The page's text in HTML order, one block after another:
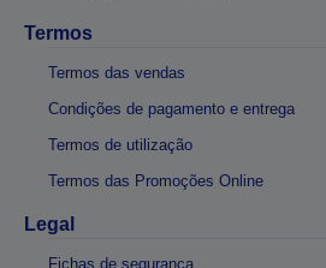
Termos
Termos das vendas
Condições de pagamento e entrega
Termos de utilização
Termos das Promoções Online
Legal
Fichas de segurança